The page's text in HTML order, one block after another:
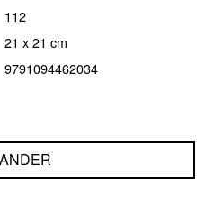
112
21 x 21 cm
9791094462034